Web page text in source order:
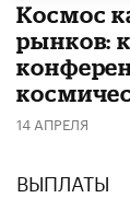
Космос
рынков:
14 АПРЕЛЯ
ВЫПЛАТЫ